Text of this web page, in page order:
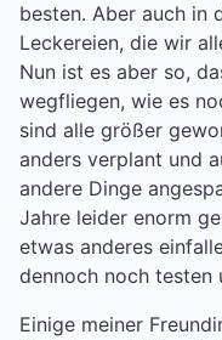
besten. Aber auch in
Leckereien, die wir
Nun ist es aber so,
wegfliegen, wie es
sind alle größer
anders verplant und
andere Dinge
Jahre leider enorm
etwas anderes
dennoch noch testen
Einige meiner